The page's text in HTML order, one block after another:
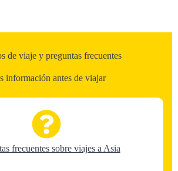
de viaje y preguntas frecuentes
información antes de viajar
frecuentes sobre viajes a Asia